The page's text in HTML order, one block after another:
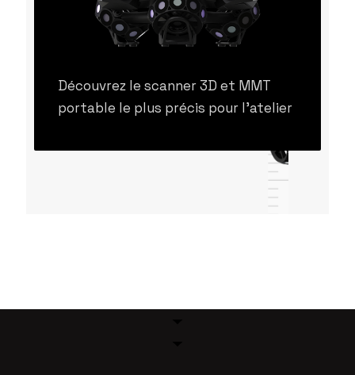
Découvrez le scanner 3D et MMT
portable le plus précis pour l'atelier